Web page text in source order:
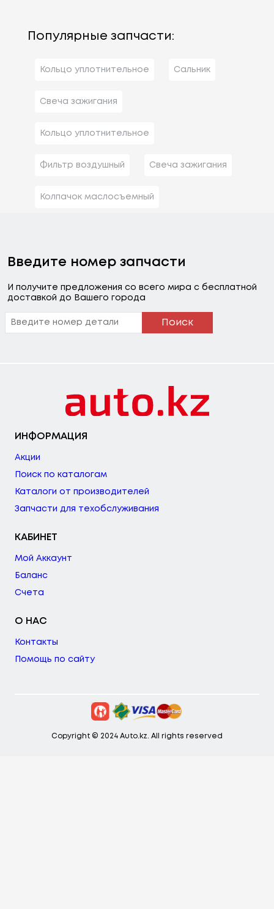
Популярные запчасти:
Кольцо уплотнительное Сальник
Свеча зажигания
Кольцо уплотнительное
Фильтр воздушный Свеча зажигания
Колпачок маслосъемный
Введите номер запчасти
И получите предложения со всего мира с бесплатной
доставкой до Вашего города
Поиск
ИНФОРМАЦИЯ
Акции
Поиск по каталогам
Каталоги от производителей
Запчасти для техобслуживания
КАБИНЕТ
Мой Аккаунт
Баланс
Счета
О НАС
Контакты
Помощь по сайту
Copyright © 2024 Auto.kz. All rights reserved